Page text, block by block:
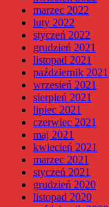
marzec 2022
luty 2022
styczeń 2022
grudzień 2021
listopad 2021
październik 2021
wrzesień 2021
sierpień 2021
lipiec 2021
czerwiec 2021
maj 2021
kwiecień 2021
marzec 2021
styczeń 2021
grudzień 2020
listopad 2020